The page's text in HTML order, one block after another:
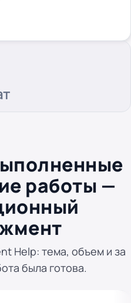
работы —
Help: тема, объем и за
была готова.